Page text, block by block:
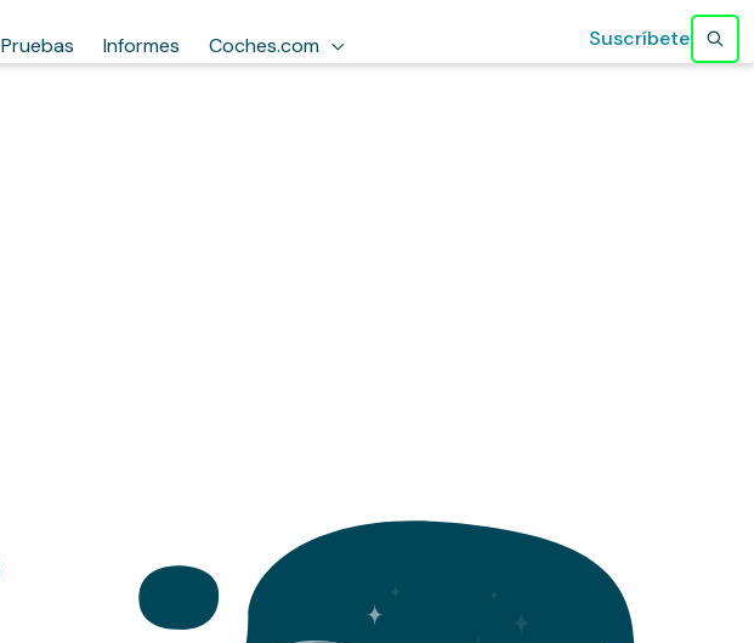
Pruebas Informes Coches.com Suscríbete